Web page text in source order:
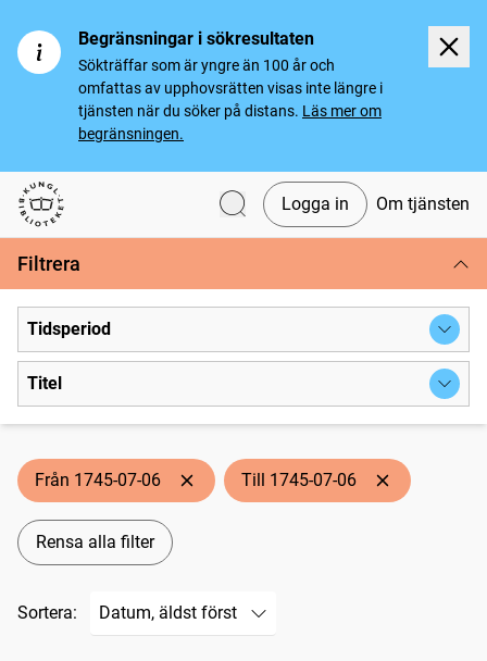
Begränsningar i sökresultaten
Sökträffar som är yngre än 100 år och
omfattas av upphovsrätten visas inte längre i
tjänsten när du söker på distans. Läs mer om
begränsningen.
Svenska tidningar
Logga in Om tjänsten
Filtrera
Tidsperiod
Titel
Från 1745-07-06 Till 1745-07-06
Rensa alla filter
Sortera: